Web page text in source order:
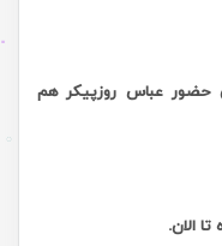
حضور عباس روزپیکر هم
الان.